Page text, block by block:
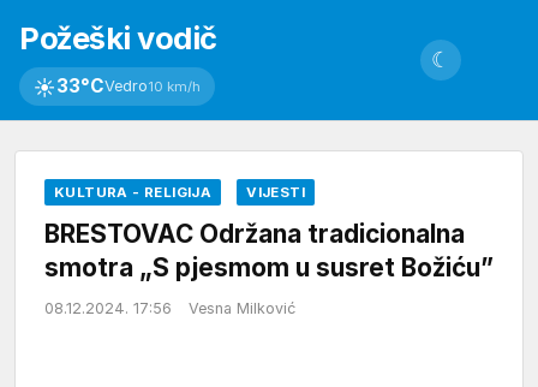
Požeški vodič
☀33°CVedro10 km/h
☾
KULTURA - RELIGIJA VIJESTI
BRESTOVAC Održana tradicionalna
smotra „S pjesmom u susret Božiću”
08.12.2024. 17:56 Vesna Milković